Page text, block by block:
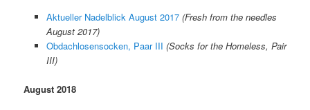
Aktueller Nadelblick August 2017 (Fresh from the needles
August 2017)
Obdachlosensocken, Paar III (Socks for the Homeless, Pair
III)
August 2018